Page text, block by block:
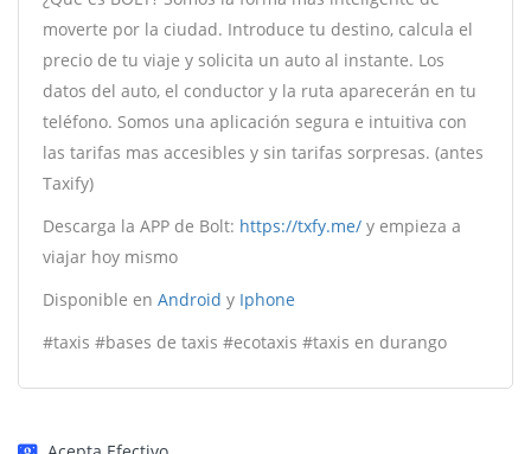
moverte por la ciudad. Introduce tu destino, calcula el
precio de tu viaje y solicita un auto al instante. Los
datos del auto, el conductor y la ruta aparecerán en tu
teléfono. Somos una aplicación segura e intuitiva con
las tarifas mas accesibles y sin tarifas sorpresas. (antes
Taxify)
Descarga la APP de Bolt: https://txfy.me/ y empieza a
viajar hoy mismo
Disponible en Android y Iphone
#taxis #bases de taxis #ecotaxis #taxis en durango